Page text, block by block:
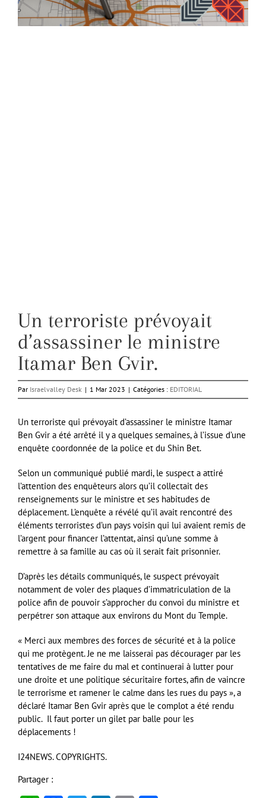
Un terroriste prévoyait
d’assassiner le ministre
Itamar Ben Gvir.
Par Israelvalley Desk | 1 Mar 2023 | Catégories : EDITORIAL
Un terroriste qui prévoyait d’assassiner le ministre Itamar
Ben Gvir a été arrêté il y a quelques semaines, à l’issue d’une
enquête coordonnée de la police et du Shin Bet.
Selon un communiqué publié mardi, le suspect a attiré
l’attention des enquêteurs alors qu’il collectait des
renseignements sur le ministre et ses habitudes de
déplacement. L’enquête a révélé qu’il avait rencontré des
éléments terroristes d’un pays voisin qui lui avaient remis de
l’argent pour financer l’attentat, ainsi qu’une somme à
remettre à sa famille au cas où il serait fait prisonnier.
D’après les détails communiqués, le suspect prévoyait
notamment de voler des plaques d’immatriculation de la
police afin de pouvoir s’approcher du convoi du ministre et
perpétrer son attaque aux environs du Mont du Temple.
« Merci aux membres des forces de sécurité et à la police
qui me protègent. Je ne me laisserai pas décourager par les
tentatives de me faire du mal et continuerai à lutter pour
une droite et une politique sécuritaire fortes, afin de vaincre
le terrorisme et ramener le calme dans les rues du pays », a
déclaré Itamar Ben Gvir après que le complot a été rendu
public. Il faut porter un gilet par balle pour les
déplacements !
I24NEWS. COPYRIGHTS.
Partager :